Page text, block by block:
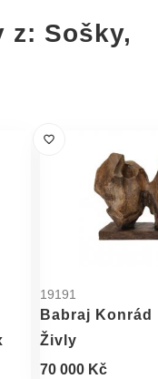
z: Sošky,
19191
Babraj Konrád
Živly
70 000 Kč